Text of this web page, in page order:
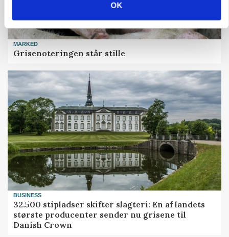
OK
MARKED
Grisenoteringen står stille
BUSINESS
32.500 stipladser skifter slagteri: En af landets
største producenter sender nu grisene til
Danish Crown